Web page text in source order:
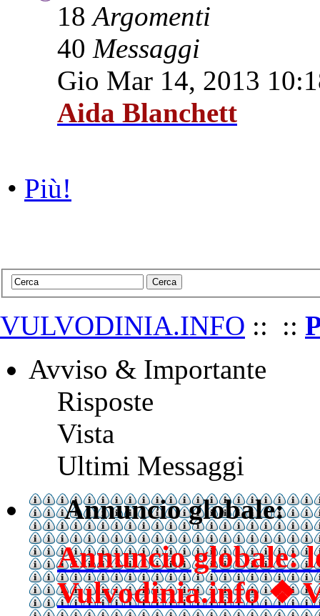
18Argomenti
40 Messaggi
Gio Mar 14, 2013
Aida Blanchett
• Più!
VULVODINIA.INFO :: ::
Avviso & Importante
Risposte
Vista
Ultimi Messaggi
Annuncio globale:
Annuncio globale:
Vulvodinia.info ❖